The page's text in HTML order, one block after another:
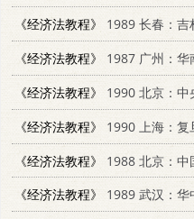
《经济法教程》
1989 长春：吉
《经济法教程》
1987 广州：
《经济法教程》
1990 北京：中
《经济法教程》
1990 上海：复
《经济法教程》
1988 北京：
《经济法教程》
1989 武汉：华